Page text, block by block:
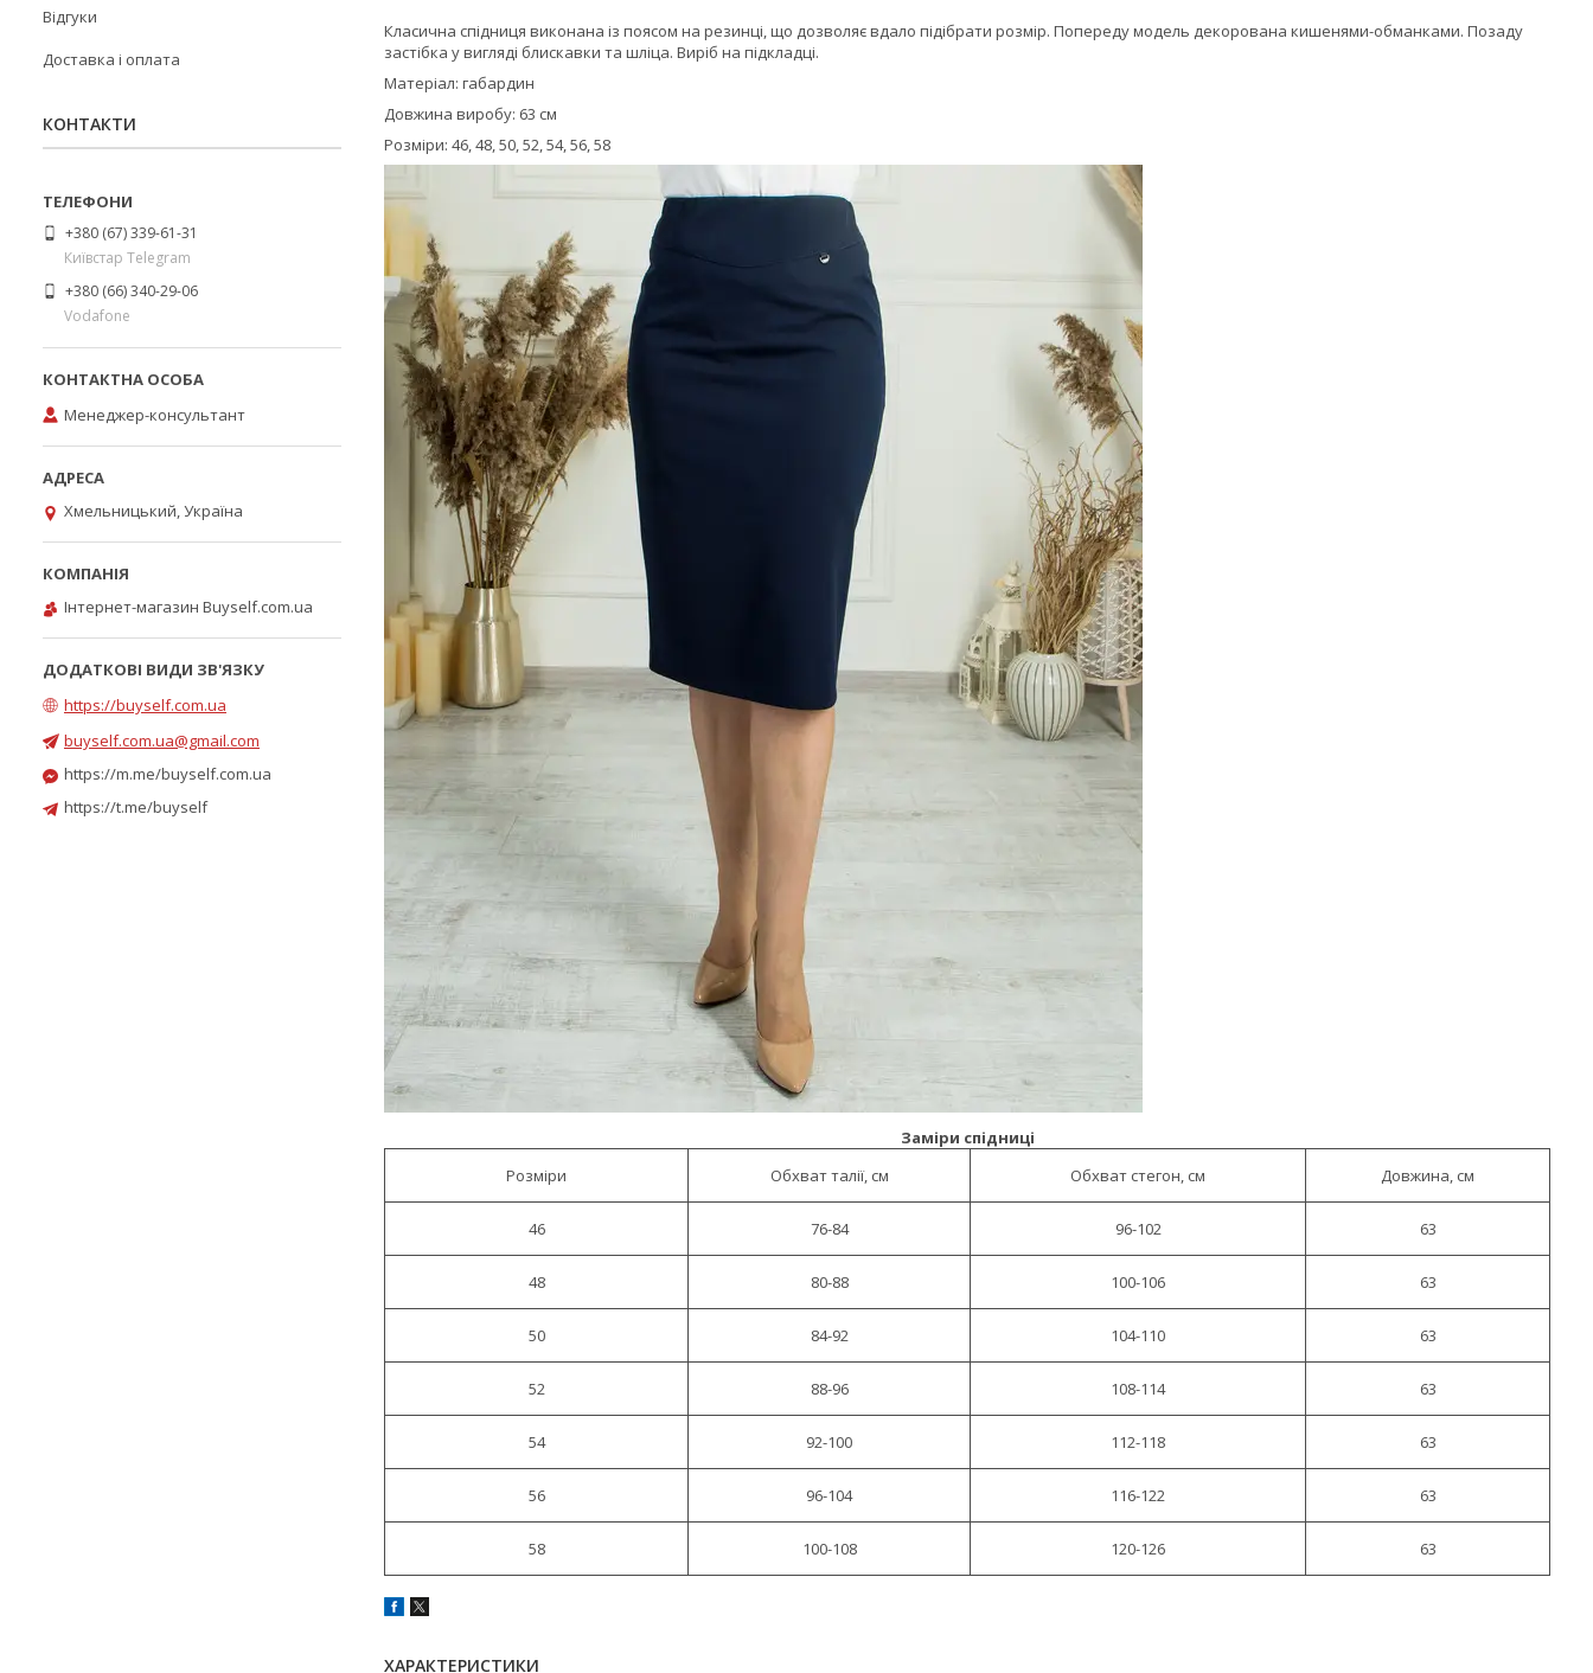
Класична спідниця виконана із поясом на резинці, що дозволяє вдало підібрати розмір. Попереду модель декорована кишенями-обманками. Позаду
застібка у вигляді блискавки та шліца. Виріб на підкладці.
Матеріал: габардин
Довжина виробу: 63 см
Розміри: 46, 48, 50, 52, 54, 56, 58
Заміри спідниці
Розміри
Обхват талії, см Обхват стегон, см Довжина, см
46 76-84 96-102 63
48 80-88 100-106 63
50 84-92 104-110 63
52 88-96 108-114 63
54 92-100 112-118 63
56 96-104 116-122 63
58 100-108 120-126 63
ХАРАКТЕРИСТИКИ
Відгуки
Доставка і оплата
КОНТАКТИ
+380 (67) 339-61-31
Київстар Telegram
+380 (66) 340-29-06
Vodafone
Менеджер-консультант
Хмельницький, Україна
Інтернет-магазин Buyself.com.ua
https://buyself.com.ua
buyself.com.ua@gmail.com
https://m.me/buyself.com.ua
https://t.me/buyself